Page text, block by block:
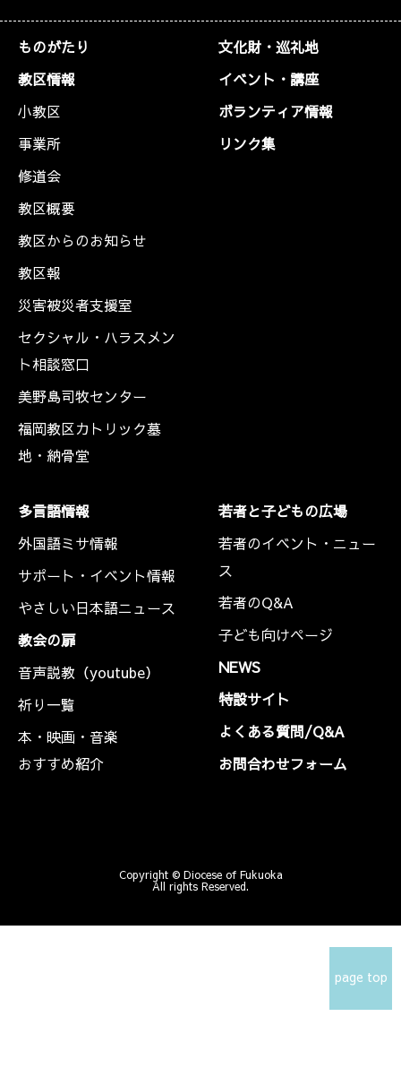
ものがたり
教区情報
小教区
事業所
修道会
教区概要
教区からのお知らせ
教区報
災害被災者支援室
セクシャル・ハラスメン
ト相談窓口
美野島司牧センター
福岡教区カトリック墓
地・納骨堂
文化財・巡礼地
イベント・講座
ボランティア情報
リンク集
多言語情報
外国語ミサ情報
サポート・イベント情報
やさしい日本語ニュース
教会の扉
音声説教（youtube）
祈り一覧
本・映画・音楽
おすすめ紹介
若者と子どもの広場
若者のイベント・ニュー
ス
若者のQ&A
子ども向けページ
NEWS
特設サイト
よくある質問/Q&A
お問合わせフォーム
page top
Copyright © Diocese of Fukuoka
All rights Reserved.